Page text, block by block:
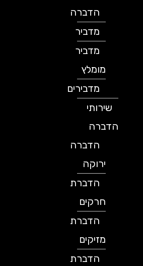
הדברה
מדביר
מדביר
מומלץ
מדבירים
שירותי
הדברה
הדברה
ירוקה
הדברת
חרקים
הדברת
מזיקים
הדברת